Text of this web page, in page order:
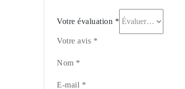
Votre évaluation *
Votre avis *
Nom *
E-mail *